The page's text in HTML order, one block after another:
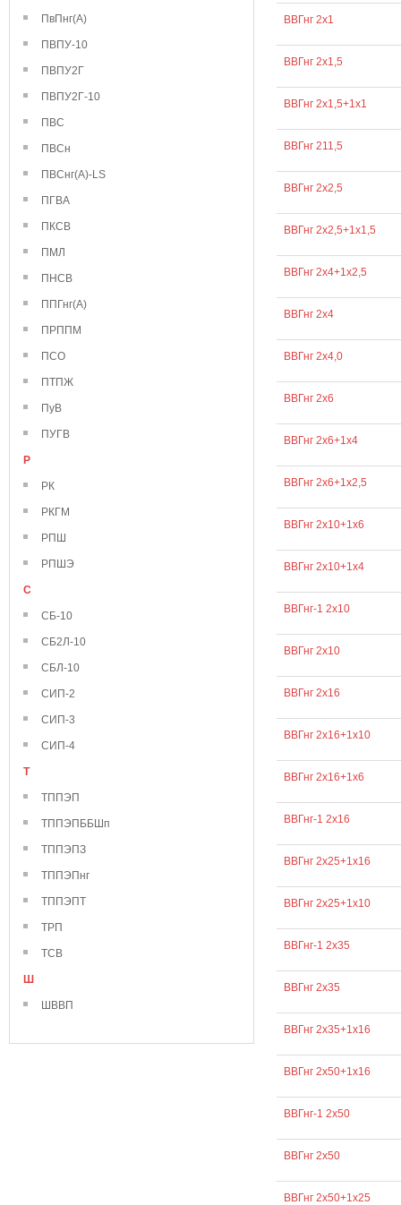
ПвПнг(А)
ПВПУ-10
ПВПУ2Г
ПВПУ2Г-10
ПВС
ПВСн
ПВСнг(А)-LS
ПГВА
ПКСВ
ПМЛ
ПНСВ
ППГнг(А)
ПРППМ
ПСО
ПТПЖ
ПуВ
ПУГВ
Р
РК
РКГМ
РПШ
РПШЭ
С
СБ-10
СБ2Л-10
СБЛ-10
СИП-2
СИП-3
СИП-4
Т
ТППЭП
ТППЭПББШп
ТППЭПЗ
ТППЭПнг
ТППЭПТ
ТРП
ТСВ
Ш
ШВВП
ВВГнг 2х1
ВВГнг 2х1,5
ВВГнг 2х1,5+1х1
ВВГнг 211,5
ВВГнг 2х2,5
ВВГнг 2х2,5+1х1,5
ВВГнг 2х4+1х2,5
ВВГнг 2х4
ВВГнг 2х4,0
ВВГнг 2х6
ВВГнг 2х6+1х4
ВВГнг 2х6+1х2,5
ВВГнг 2х10+1х6
ВВГнг 2х10+1х4
ВВГнг-1 2х10
ВВГнг 2х10
ВВГнг 2х16
ВВГнг 2х16+1х10
ВВГнг 2х16+1х6
ВВГнг-1 2х16
ВВГнг 2х25+1х16
ВВГнг 2х25+1х10
ВВГнг-1 2х35
ВВГнг 2х35
ВВГнг 2х35+1х16
ВВГнг 2х50+1х16
ВВГнг-1 2х50
ВВГнг 2х50
ВВГнг 2х50+1х25